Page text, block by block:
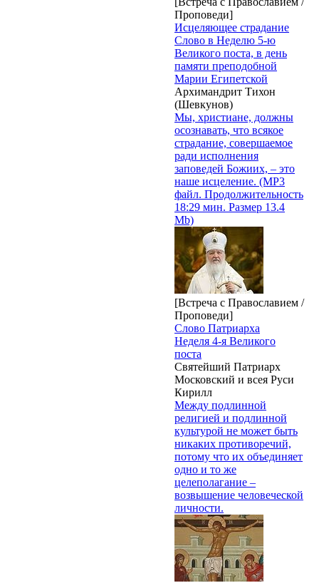
Проповеди]
Исцеляющее страдание
Слово в Неделю 5-ю
Великого поста, в день
памяти преподобной
Марии Египетской
Архимандрит Тихон
(Шевкунов)
Мы, христиане, должны
осознавать, что всякое
страдание, совершаемое
ради исполнения
заповедей Божиих, – это
наше исцеление. (MP3
файл. Продолжительность
18:29 мин. Размер 13.4
Mb)
[Встреча с Православием /
Проповеди]
Слово Патриарха
Неделя 4-я Великого
поста
Святейший Патриарх
Московский и всея Руси
Кирилл
Между подлинной
религией и подлинной
культурой не может быть
никаких противоречий,
потому что их объединяет
одно и то же
целеполагание –
возвышение человеческой
личности.